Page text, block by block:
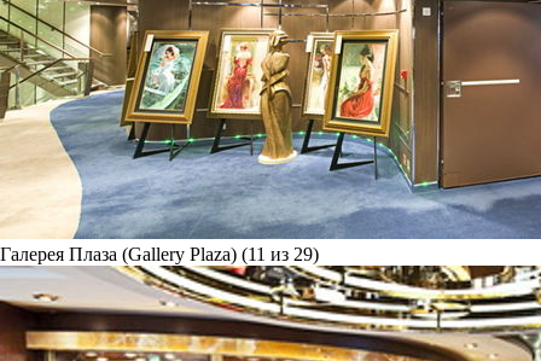
Галерея Плаза (Gallery Plaza) (11 из 29)